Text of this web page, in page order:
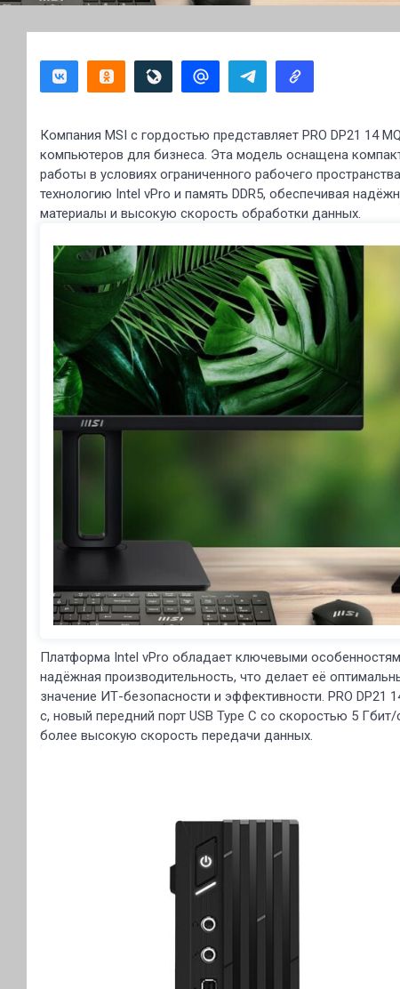
Компания MSI с гордостью представляет PRO DP21 14
компьютеров для бизнеса. Эта модель оснащена
работы в условиях ограниченного рабочего
технологию Intel vPro и память DDR5, обеспечивая
материалы и высокую скорость обработки данных.
Платформа Intel vPro обладает ключевыми
надёжная производительность, что делает её
значение ИТ-безопасности и эффективности. PRO DP21
с, новый передний порт USB Type C со скоростью 5
более высокую скорость передачи данных.